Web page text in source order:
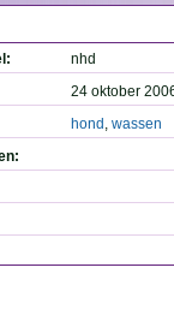
nhd
24 oktober
hond , wassen